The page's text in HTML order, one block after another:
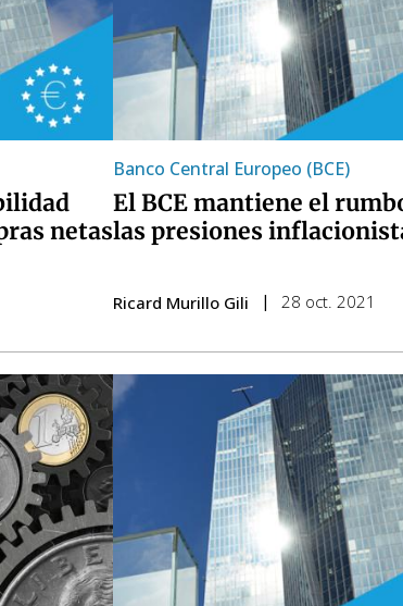
netas
Banco Central Europeo (BCE)
El BCE mantiene el
las presiones
Ricard Murillo Gili 28 oct. 2021